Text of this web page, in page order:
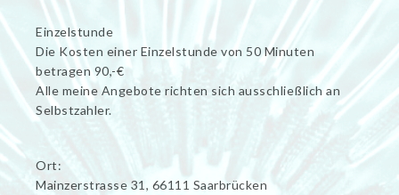
Einzelstunde
Die Kosten einer Einzelstunde von 50 Minuten
betragen 90,-€
Alle meine Angebote richten sich ausschließlich an
Selbstzahler.
Ort:
Mainzerstrasse 31, 66111 Saarbrücken